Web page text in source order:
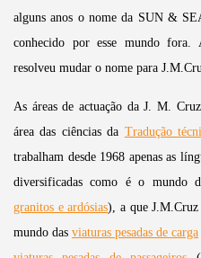
alguns anos o nome da SUN &
conhecido por esse mundo fora.
resolveu mudar o nome para
As áreas de actuação da J. M.
área das ciências da Tradução
trabalham desde 1968 apenas as
diversificadas como é o mundo
granitos e ardósias), a que J.M.Cruz
mundo das viaturas pesadas de carga